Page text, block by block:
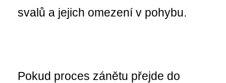
svalů a jejich omezení v pohybu.
Pokud proces zánětu přejde do